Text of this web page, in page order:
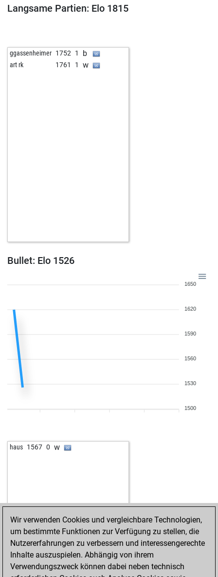
Langsame Partien: Elo 1815
ggassenheimer 1752 1 b
art rk 1761 1 w
Bullet: Elo 1526
1650
1620
1590
1560
1530
1500
haus 1567 0 w
Wir verwenden Cookies und vergleichbare Technologien,
um bestimmte Funktionen zur Verfügung zu stellen, die
Nutzererfahrungen zu verbessern und interessengerechte
Inhalte auszuspielen. Abhängig von ihrem
Verwendungszweck können dabei neben technisch